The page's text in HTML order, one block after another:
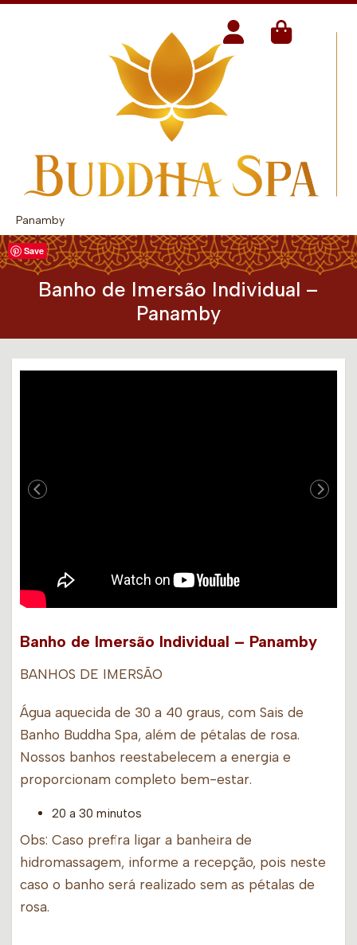
Panamby
Banho de Imersão Individual –
Panamby
Save
Banho de Imersão Individual – Panamby
BANHOS DE IMERSÃO
Água aquecida de 30 a 40 graus, com Sais de
Banho Buddha Spa, além de pétalas de rosa.
Nossos banhos reestabelecem a energia e
proporcionam completo bem-estar.
20 a 30 minutos
Obs: Caso prefira ligar a banheira de
hidromassagem, informe a recepção, pois neste
caso o banho será realizado sem as pétalas de
rosa.